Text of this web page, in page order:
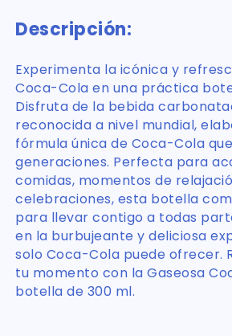
Descripción:
Experimenta la icónica y
Coca-Cola en una práctica
Disfruta de la bebida
reconocida a nivel mundial,
fórmula única de Coca-Cola
generaciones. Perfecta para
comidas, momentos de
celebraciones, esta botella
para llevar contigo a todas
en la burbujeante y deliciosa
solo Coca-Cola puede ofrecer.
tu momento con la Gaseosa
botella de 300 ml.